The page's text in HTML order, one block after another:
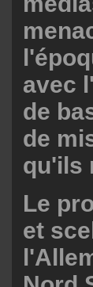
avec
de
de
qu'ils
Le
et